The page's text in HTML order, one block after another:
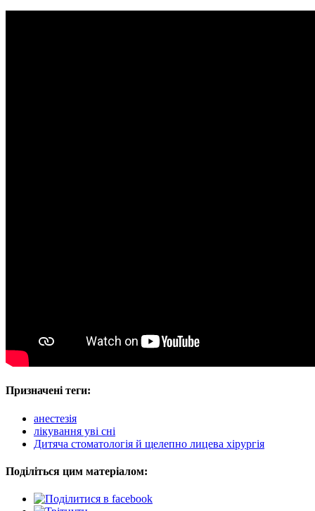
Призначені теги:
анестезія
лікування уві сні
Дитяча стоматологія й щелепно лицева хірургія
Поділіться цим матеріалом: